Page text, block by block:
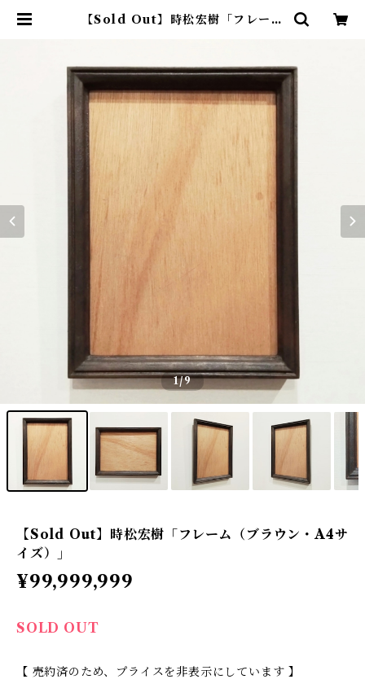
【Sold Out】時松宏樹「フレーム
1/9
【Sold Out】時松宏樹「フレーム（ブラウン・A4サ
イズ）」
¥99,999,999
SOLD OUT
【 売約済のため、プライスを非表示にしています 】